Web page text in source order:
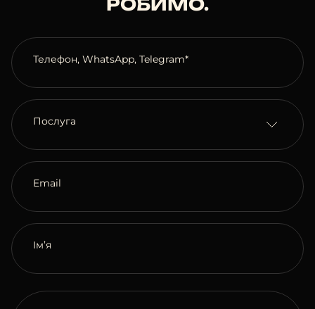
РОБИМО.
Ім’я
Телефон, WhatsApp, Telegram*
Email
Послуга